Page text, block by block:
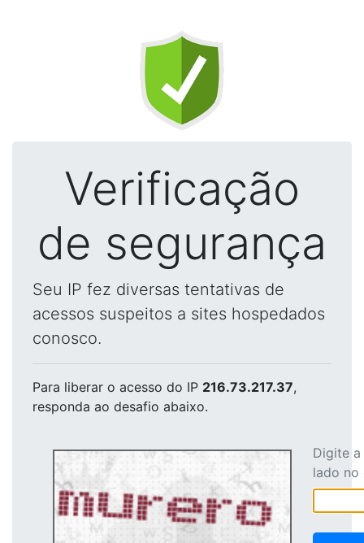
Verificação
de segurança
Seu IP fez diversas tentativas de
acessos suspeitos a sites hospedados
conosco.
Para liberar o acesso do IP 216.73.217.37,
responda ao desafio abaixo.
Digite
lado no